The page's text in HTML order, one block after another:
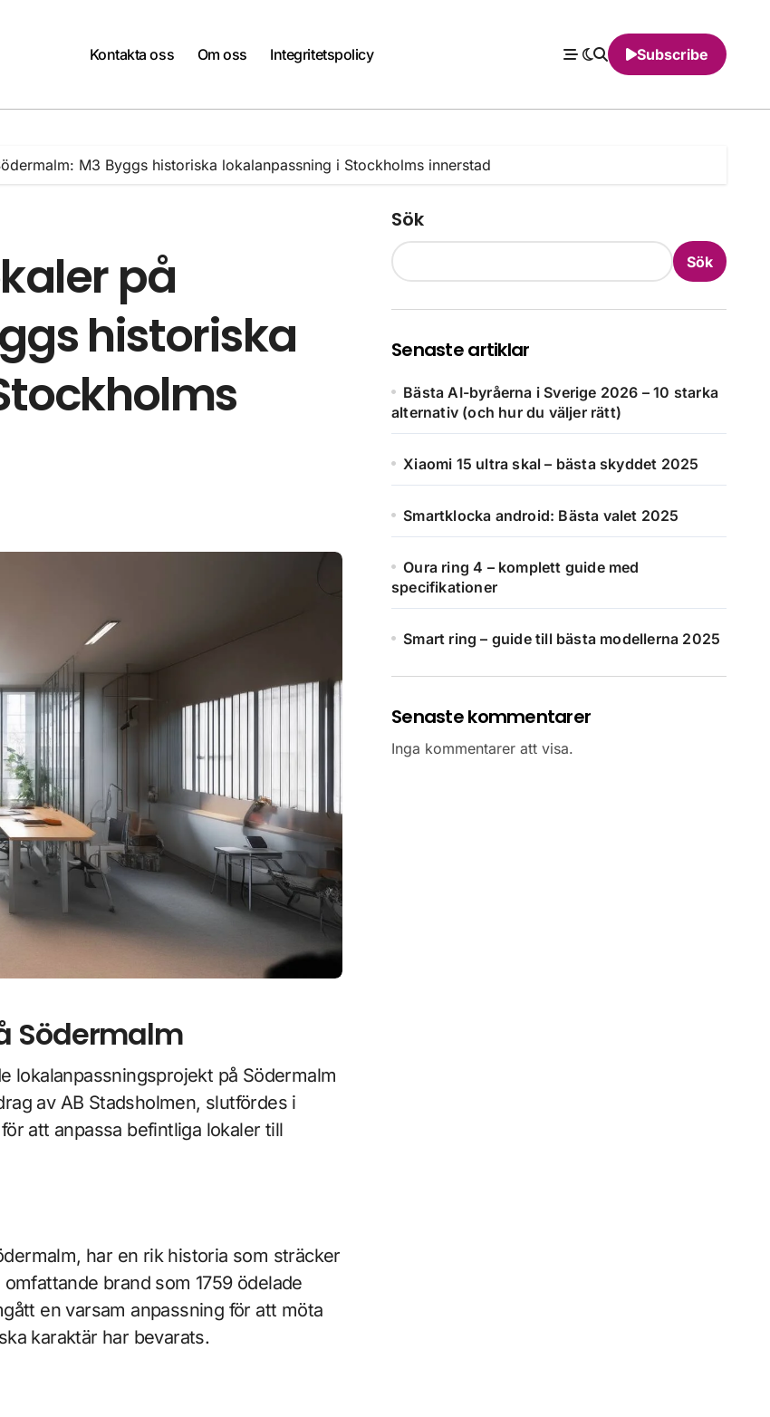
Kontakta oss Om oss Integritetspolicy Subscribe
M3 Byggs historiska lokalanpassning i Stockholms innerstad
på
historiska
Södermalm
av AB Stadsholmen, slutfördes i
att anpassa befintliga lokaler till
har en rik historia som sträcker
brand som 1759 ödelade
en varsam anpassning för att möta
karaktär har bevarats.
Sök
Sök
Senaste artiklar
Bästa AI-byråerna i Sverige 2026 – 10 starka
alternativ (och hur du väljer rätt)
Xiaomi 15 ultra skal – bästa skyddet 2025
Smartklocka android: Bästa valet 2025
Oura ring 4 – komplett guide med
specifikationer
Smart ring – guide till bästa modellerna 2025
Senaste kommentarer
Inga kommentarer att visa.